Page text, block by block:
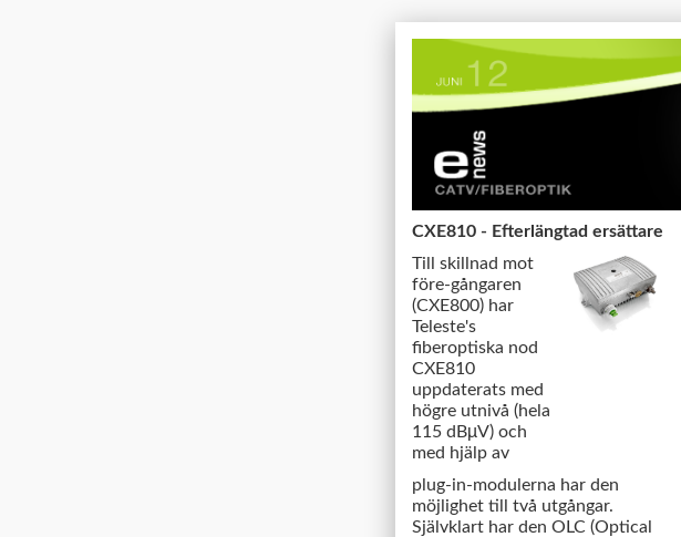
CXE810 - Efterlängtad ersättare
Till skillnad mot
före-gångaren
(CXE800) har
Teleste's
fiberoptiska nod
CXE810
uppdaterats med
högre utnivå (hela
115 dBµV) och
med hjälp av
plug-in-modulerna har den
möjlighet till två utgångar.
Självklart har den OLC (Optical